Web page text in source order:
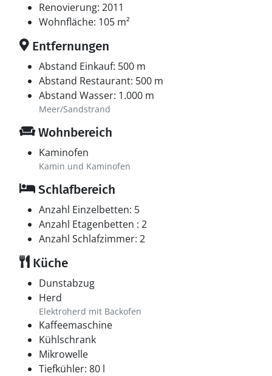
Renovierung: 2011
Wohnfläche: 105 m²
Entfernungen
Abstand Einkauf: 500 m
Abstand Restaurant: 500 m
Abstand Wasser: 1.000 m
Meer/Sandstrand
Wohnbereich
Kaminofen
Kamin und Kaminofen
Schlafbereich
Anzahl Einzelbetten: 5
Anzahl Etagenbetten : 2
Anzahl Schlafzimmer: 2
Küche
Dunstabzug
Herd
Elektroherd mit Backofen
Kaffeemaschine
Kühlschrank
Mikrowelle
Tiefkühler: 80 l